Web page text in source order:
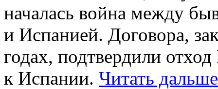
началась война между
и Испанией. Договора,
годах, подтвердили
к Испании. Читать